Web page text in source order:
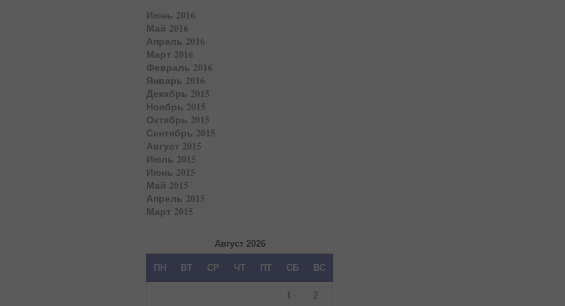
Июнь 2016
Май 2016
Апрель 2016
Март 2016
Февраль 2016
Январь 2016
Декабрь 2015
Ноябрь 2015
Октябрь 2015
Сентябрь 2015
Август 2015
Июль 2015
Июнь 2015
Май 2015
Апрель 2015
Март 2015
Август 2026
ПН ВТ СР ЧТ ПТ СБ ВС
1 2